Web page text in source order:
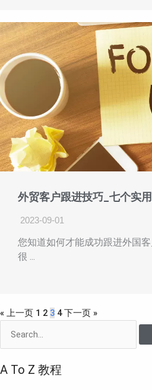
外贸客户跟进技巧_七个实
2023-09-01
您知道如何才能成功跟进外国
很 ...
« 上一页 1 2 3 4 下一页 »
A To Z 教程